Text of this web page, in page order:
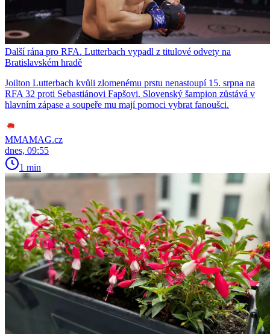
Další rána pro RFA. Lutterbach vypadl z titulové odvety na
Bratislavském hradě
Joilton Lutterbach kvůli zlomenému prstu nenastoupí 15. srpna na
RFA 32 proti Sebastiánovi Fapšovi. Slovenský šampion zůstává v
hlavním zápase a soupeře mu mají pomoci vybrat fanoušci.
MMAMAG.cz
dnes, 09:55
1 min